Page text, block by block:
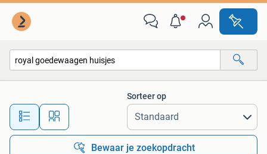
Alle afstanden…
Sorteer op
Bewaar je zoekopdracht